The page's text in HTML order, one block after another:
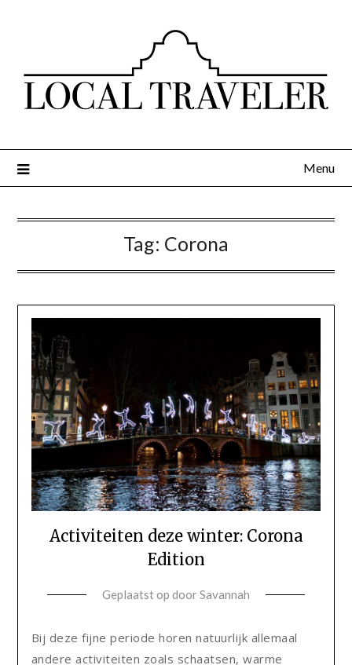
Menu
Tag: Corona
Activiteiten deze winter: Corona
Edition
Geplaatst op doorSavannah
Bij deze fijne periode horen natuurlijk allemaal
andere activiteiten zoals schaatsen, warme